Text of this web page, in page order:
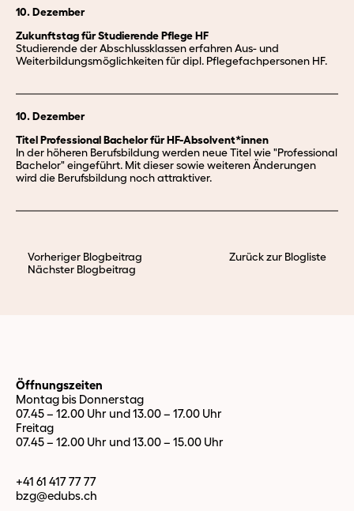
10. Dezember
Zukunftstag für Studierende Pflege HF
Studierende der Abschlussklassen erfahren Aus- und
Weiterbildungsmöglichkeiten für dipl. Pflegefachpersonen HF.
10. Dezember
Titel Professional Bachelor für HF-Absolvent*innen
In der höheren Berufsbildung werden neue Titel wie "Professional
Bachelor" eingeführt. Mit dieser sowie weiteren Änderungen
wird die Berufsbildung noch attraktiver.
Vorheriger Blogbeitrag
Zurück zur Blogliste
Nächster Blogbeitrag
Öffnungszeiten
Montag bis Donnerstag
07.45 – 12.00 Uhr und 13.00 – 17.00 Uhr
Freitag
07.45 – 12.00 Uhr und 13.00 – 15.00 Uhr
+41 61 417 77 77
bzg@edubs.ch